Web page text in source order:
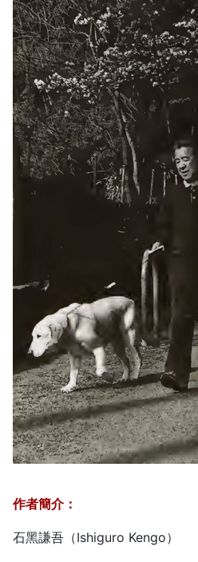
作者簡介：
石黑謙吾（Ishiguro Kengo）